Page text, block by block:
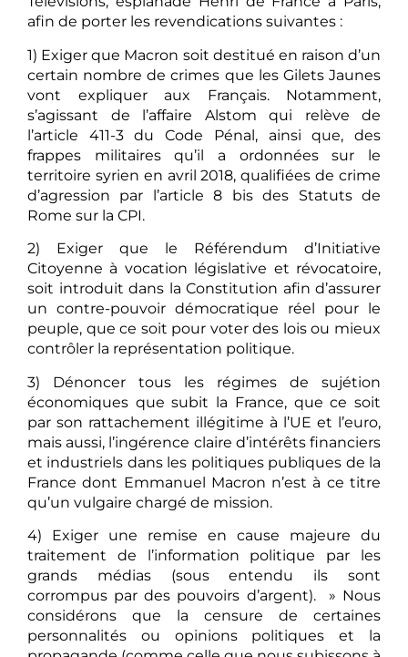
afin de porter les revendications suivantes :
1) Exiger que Macron soit destitué en raison d’un
certain nombre de crimes que les Gilets Jaunes
vont expliquer aux Français. Notamment,
s’agissant de l’affaire Alstom qui relève de
l’article 411-3 du Code Pénal, ainsi que, des
frappes militaires qu’il a ordonnées sur le
territoire syrien en avril 2018, qualifiées de crime
d’agression par l’article 8 bis des Statuts de
Rome sur la CPI.
2) Exiger que le Référendum d’Initiative
Citoyenne à vocation législative et révocatoire,
soit introduit dans la Constitution afin d’assurer
un contre-pouvoir démocratique réel pour le
peuple, que ce soit pour voter des lois ou mieux
contrôler la représentation politique.
3) Dénoncer tous les régimes de sujétion
économiques que subit la France, que ce soit
par son rattachement illégitime à l’UE et l’euro,
mais aussi, l’ingérence claire d’intérêts financiers
et industriels dans les politiques publiques de la
France dont Emmanuel Macron n’est à ce titre
qu’un vulgaire chargé de mission.
4) Exiger une remise en cause majeure du
traitement de l’information politique par les
grands médias (sous entendu ils sont
corrompus par des pouvoirs d’argent). » Nous
considérons que la censure de certaines
personnalités ou opinions politiques et la